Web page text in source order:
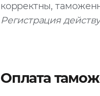
корректны,
Регистрация
Оплата